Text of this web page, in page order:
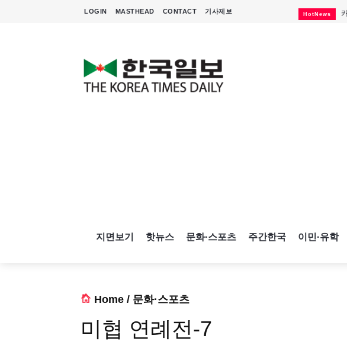
LOGIN MASTHEAD CONTACT 기사제보 HotNews
지면보기 핫뉴스 문화·스포츠 주간한국 이민·유학
Home / 문화·스포츠
미협 연례전-7